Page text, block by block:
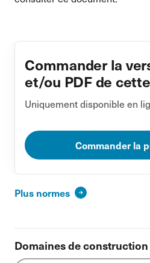
Commander la
et/ou PDF de
Uniquement disponible en
Commander la
Plus normes
Domaines de